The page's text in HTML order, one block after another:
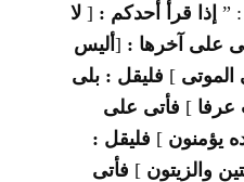
” إذا قرأ أحدكم : ] لا
على آخرها : ]أليس
الموتى[ فليقل : بلى
عرفا[ فأتى على
يؤمنون[ فليقل :
والزيتون[ فأتى